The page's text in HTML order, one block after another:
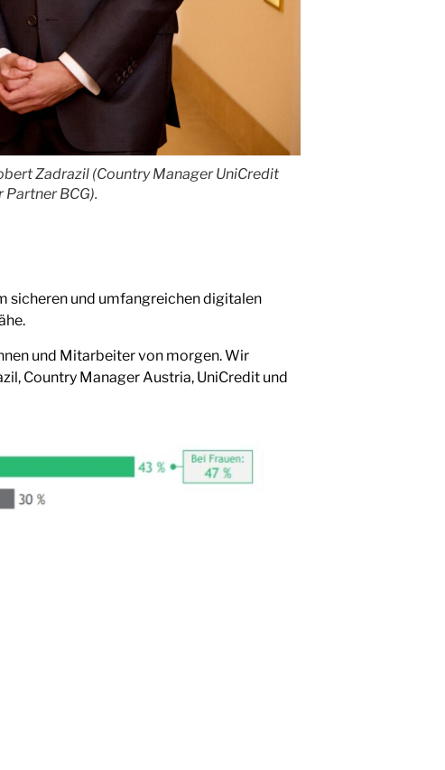
Zadrazil (Country Manager UniCredit
BCG).
sicheren und umfangreichen digitalen
und Mitarbeiter von morgen. Wir
Country Manager Austria, UniCredit und